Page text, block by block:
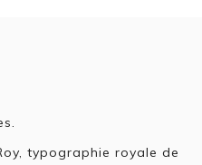
typographie royale de